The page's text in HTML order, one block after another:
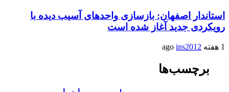
استاندار اصفهان: بازسازی واحدهای آسیب دیده با
رویکردی جدید آغاز شده است
1 هفته ago ins2012
برچسب‌ها